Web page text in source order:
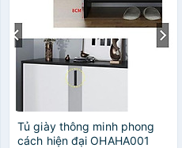
Tủ giày thông minh phong
cách hiện đại OHAHA001